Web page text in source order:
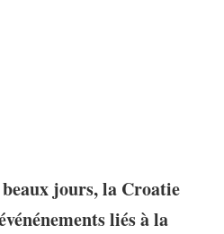
jours, la Croatie
liés à la